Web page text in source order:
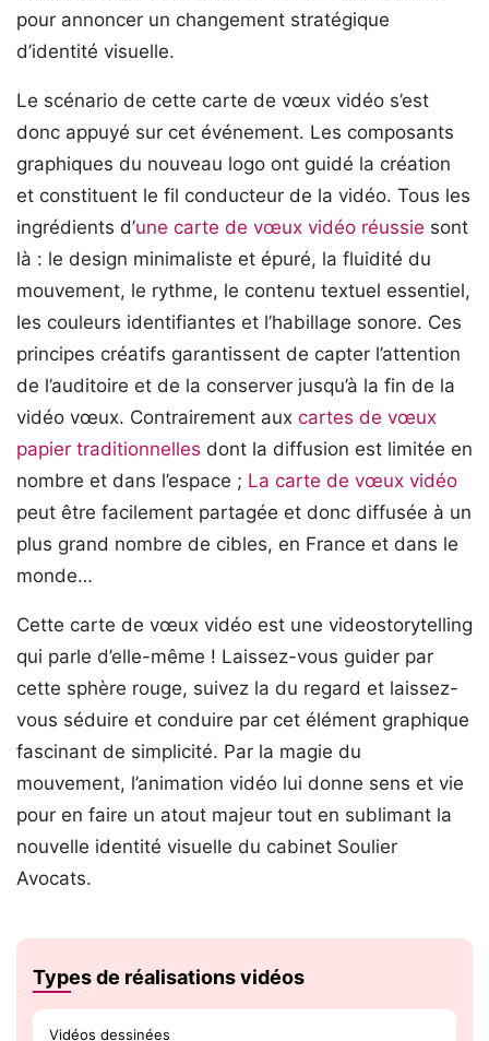
pour annoncer un changement stratégique
d’identité visuelle.
Le scénario de cette carte de vœux vidéo s’est
donc appuyé sur cet événement. Les composants
graphiques du nouveau logo ont guidé la création
et constituent le fil conducteur de la vidéo. Tous les
ingrédients d’une carte de vœux vidéo réussie sont
là : le design minimaliste et épuré, la fluidité du
mouvement, le rythme, le contenu textuel essentiel,
les couleurs identifiantes et l’habillage sonore. Ces
principes créatifs garantissent de capter l’attention
de l’auditoire et de la conserver jusqu’à la fin de la
vidéo vœux. Contrairement aux cartes de vœux
papier traditionnelles dont la diffusion est limitée en
nombre et dans l’espace ; La carte de vœux vidéo
peut être facilement partagée et donc diffusée à un
plus grand nombre de cibles, en France et dans le
monde…
Cette carte de vœux vidéo est une videostorytelling
qui parle d’elle-même ! Laissez-vous guider par
cette sphère rouge, suivez la du regard et laissez-
vous séduire et conduire par cet élément graphique
fascinant de simplicité. Par la magie du
mouvement, l’animation vidéo lui donne sens et vie
pour en faire un atout majeur tout en sublimant la
nouvelle identité visuelle du cabinet Soulier
Avocats.
Types de réalisations vidéos
Vidéos dessinées